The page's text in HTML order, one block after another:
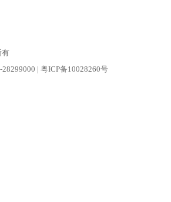
有
| 粤ICP备10028260号